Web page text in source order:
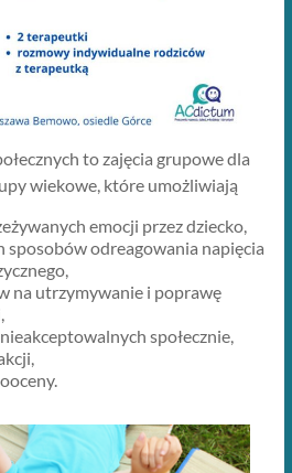
to zajęcia grupowe dla
wiekowe, które umożliwiają
emocji przez dziecko,
sposobów odreagowania napięcia
na utrzymywanie i poprawę
społecznie,